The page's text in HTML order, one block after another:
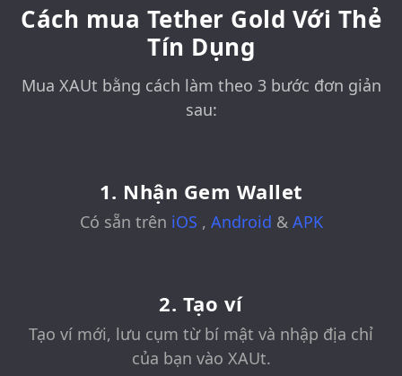
Cách mua Tether Gold Với Thẻ
Tín Dụng
Mua XAUt bằng cách làm theo 3 bước đơn giản
sau:
1. Nhận Gem Wallet
Có sẵn trên iOS , Android & APK
2. Tạo ví
Tạo ví mới, lưu cụm từ bí mật và nhập địa chỉ
của bạn vào XAUt.